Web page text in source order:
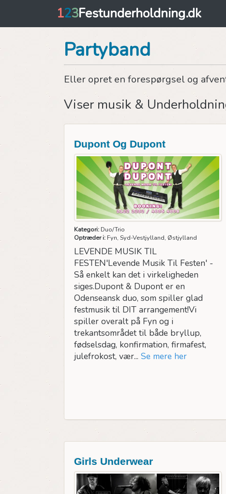
123Festunderholdning.dk
Partyband
Eller opret en forespørgsel og
Viser musik &
Dupont Og Dupont
Kategori: Duo/Trio
Optræder i: Fyn, Syd-Vestjylland, Østjylland
LEVENDE MUSIK TIL
FESTEN'Levende Musik Til Festen' -
Så enkelt kan det i virkeligheden
siges.Dupont & Dupont er en
Odenseansk duo, som spiller glad
festmusik til DIT arrangement!Vi
spiller overalt på Fyn og i
trekantsområdet til både bryllup,
fødselsdag, konfirmation, firmafest,
julefrokost, vær... Se mere her
Girls Underwear